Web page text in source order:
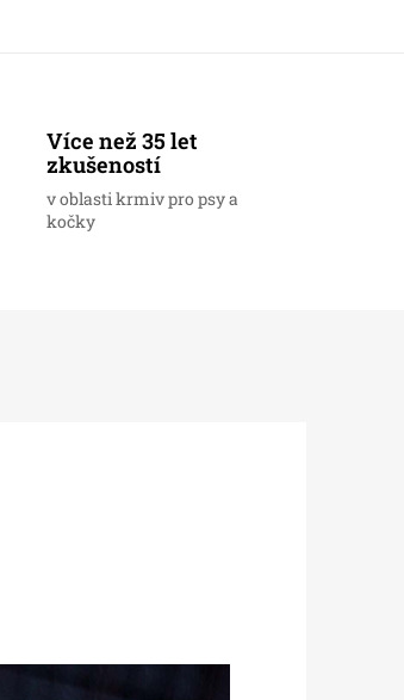
Více než 35 let
zkušeností
v oblasti krmiv pro psy a
kočky